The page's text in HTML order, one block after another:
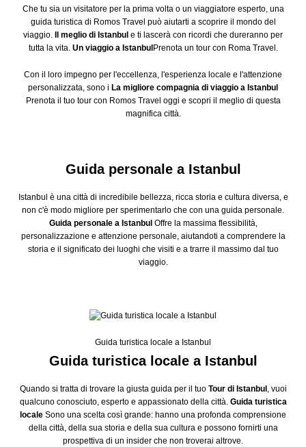
Che tu sia un visitatore per la prima volta o un viaggiatore esperto, una
guida turistica di Romos Travel può aiutarti a scoprire il mondo del
viaggio.
Il meglio di Istanbul e ti lascerà con ricordi che dureranno per
tutta la vita. Un viaggio a Istanbul Prenota un tour con Roma Travel.
Con il loro impegno per l'eccellenza, l'esperienza locale e l'attenzione
personalizzata, sono i La migliore compagnia di viaggio a Istanbul
Prenota il tuo tour con Romos Travel oggi e scopri il meglio di questa
magnifica città.
Guida personale a Istanbul
Istanbul è una città di incredibile bellezza, ricca storia e cultura diversa, e
non c'è modo migliore per sperimentarlo che con una guida personale.
Guida personale a Istanbul Offre la massima flessibilità,
personalizzazione e attenzione personale, aiutandoti a comprendere la
storia e il significato dei luoghi che visiti e a trarre il massimo dal tuo
viaggio.
Guida turistica locale a Istanbul
Guida turistica locale a Istanbul
Quando si tratta di trovare la giusta guida per il tuo Tour di Istanbul , vuoi
qualcuno conosciuto, esperto e appassionato della città. Guida turistica
locale Sono una scelta così grande: hanno una profonda comprensione
della città, della sua storia e della sua cultura e possono fornirti una
prospettiva di un insider che non troverai altrove.